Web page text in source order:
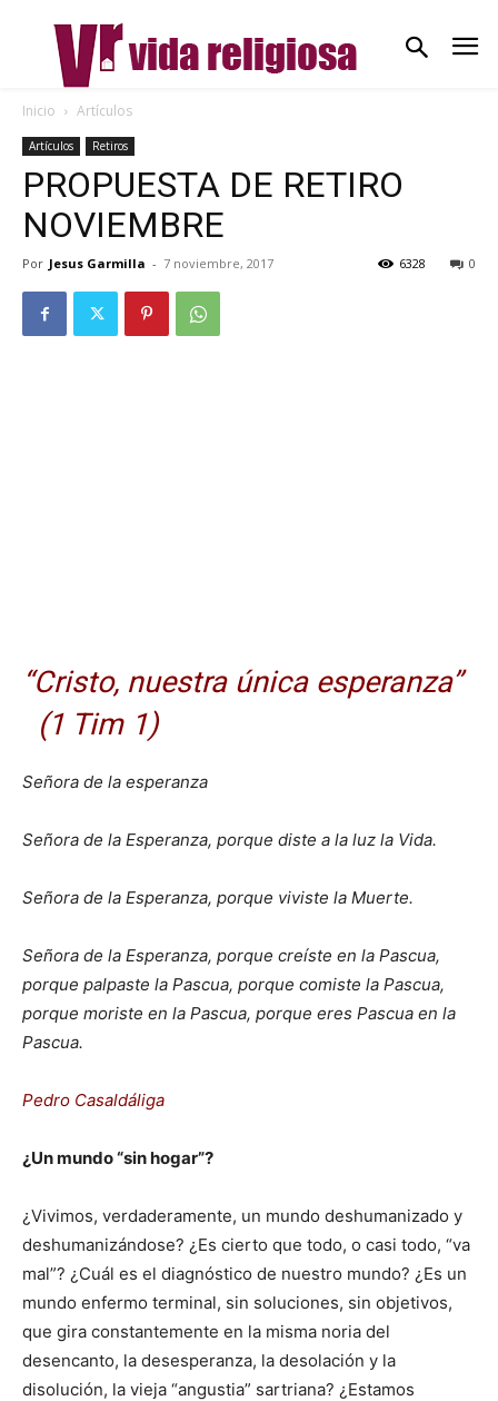
Inicio Artículos
Artículos Retiros
PROPUESTA DE RETIRO
NOVIEMBRE
Por Jesus Garmilla - 7 noviembre, 2017 0
6328
“Cristo, nuestra única esperanza”
(1 Tim 1)
Señora de la esperanza
Señora de la Esperanza, porque diste a la luz la Vida.
Señora de la Esperanza, porque viviste la Muerte.
Señora de la Esperanza, porque creíste en la Pascua,
porque palpaste la Pascua, porque comiste la Pascua,
porque moriste en la Pascua, porque eres Pascua en la
Pascua.
Pedro Casaldáliga
¿Un mundo “sin hogar”?
¿Vivimos, verdaderamente, un mundo deshumanizado y
deshumanizándose? ¿Es cierto que todo, o casi todo, “va
mal”? ¿Cuál es el diagnóstico de nuestro mundo? ¿Es un
mundo enfermo terminal, sin soluciones, sin objetivos,
que gira constantemente en la misma noria del
desencanto, la desesperanza, la desolación y la
disolución, la vieja “angustia” sartriana? ¿Estamos